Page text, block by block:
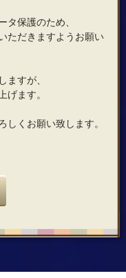
保護のため、
ただきますようお願い
すが、
ます。
くお願い致します。